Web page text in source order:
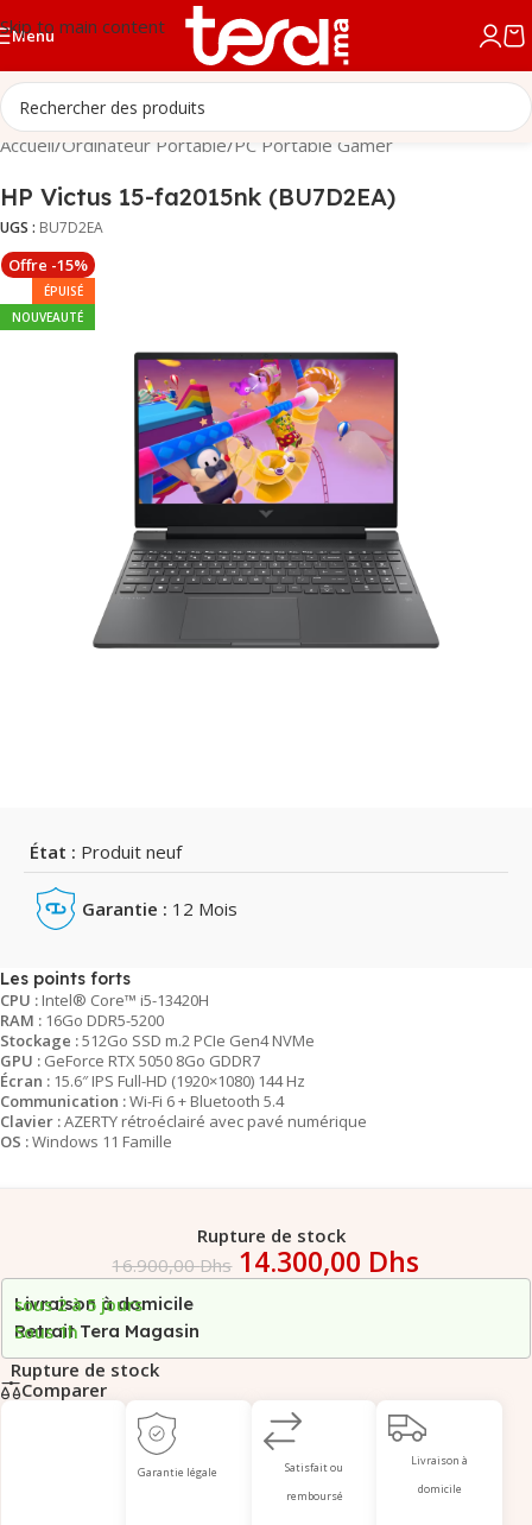
Skip to main content
Menu
Accueil/Ordinateur Portable/PC Portable Gamer
HP Victus 15-fa2015nk (BU7D2EA)
UGS : BU7D2EA
Offre -15%
ÉPUISÉ
NOUVEAUTÉ
État : Produit neuf
Garantie : 12 Mois
Les points forts
CPU : Intel® Core™ i5-13420H
RAM : 16Go DDR5-5200
Stockage :512Go SSD m.2 PCIe Gen4 NVMe
GPU : GeForce RTX 5050 8Go GDDR7
Écran : 15.6″ IPS Full-HD (1920×1080) 144 Hz
Communication :Wi-Fi 6 + Bluetooth 5.4
Clavier :AZERTY rétroéclairé avec pavé numérique
OS :Windows 11 Famille
Rupture de stock
16.900,00Dhs 14.300,00 Dhs
Livraison à domicile
sous 2 à 5 jours
Retrait Tera Magasin
Sous 1h
Rupture de stock
Comparer
Garantie légale
Satisfait ou
remboursé
Livraison à
domicile